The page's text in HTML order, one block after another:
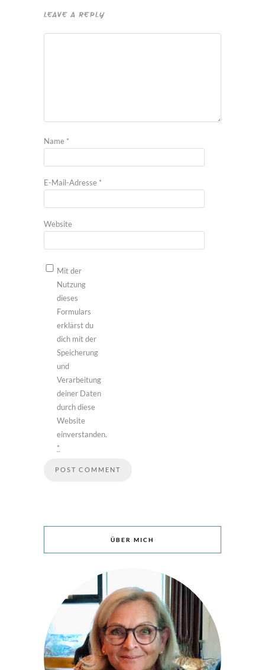
LEAVE A REPLY
Name *
E-Mail-Adresse *
Website
Mit der
Nutzung
dieses
Formulars
erklärst du
dich mit der
Speicherung
und
Verarbeitung
deiner Daten
durch diese
Website
einverstanden.
*
ÜBER MICH